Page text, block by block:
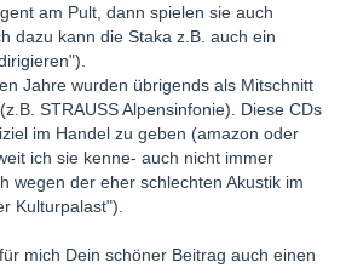
am Pult, dann spielen sie auch
dazu kann die Staka z.B. auch ein
Jahre wurden übrigends als Mitschnitt
STRAUSS Alpensinfonie). Diese CDs
im Handel zu geben (amazon oder
ich sie kenne- auch nicht immer
wegen der eher schlechten Akustik im
Kulturpalast").
mich Dein schöner Beitrag auch einen